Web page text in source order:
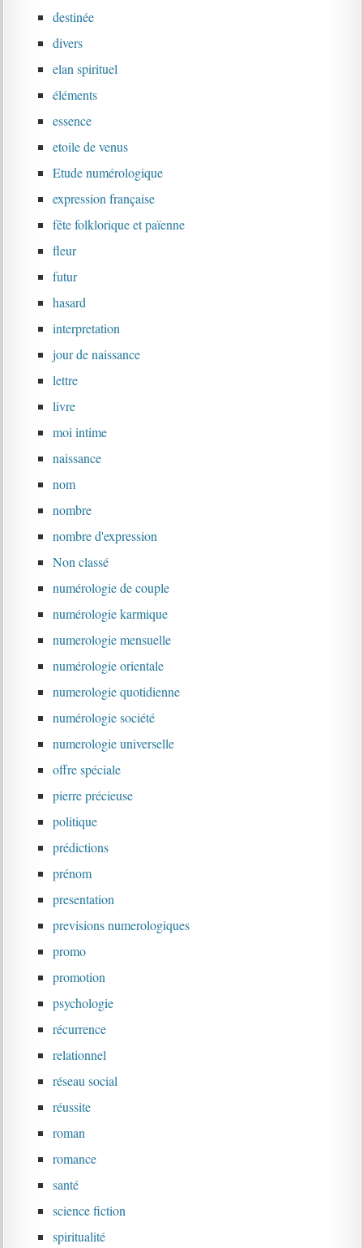
destinée
divers
elan spirituel
éléments
essence
etoile de venus
Etude numérologique
expression française
fête folklorique et païenne
fleur
futur
hasard
interpretation
jour de naissance
lettre
livre
moi intime
naissance
nom
nombre
nombre d'expression
Non classé
numérologie de couple
numérologie karmique
numerologie mensuelle
numérologie orientale
numerologie quotidienne
numérologie société
numerologie universelle
offre spéciale
pierre précieuse
politique
prédictions
prénom
presentation
previsions numerologiques
promo
promotion
psychologie
récurrence
relationnel
réseau social
réussite
roman
romance
santé
science fiction
spiritualité